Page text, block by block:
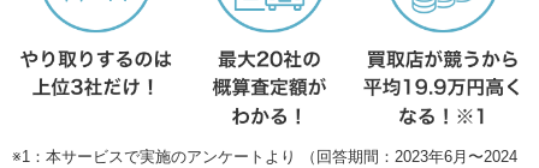
※1：本サービスで実施のアンケートより （回答期間：2023年6月〜2024